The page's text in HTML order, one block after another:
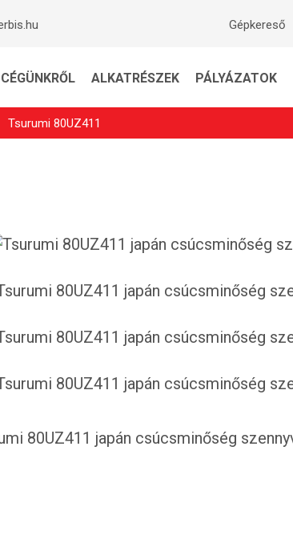
Gépkereső
CÉGÜNKRŐL ALKATRÉSZEK PÁLYÁZATOK
Tsurumi 80UZ411